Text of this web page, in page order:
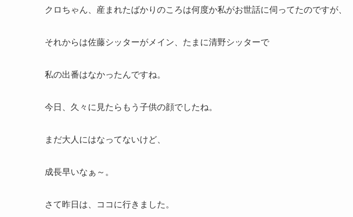
クロちゃん、産まれたばかりのころは何度か私がお世話に伺ってたのですが、
それからは佐藤シッターがメイン、たまに清野シッターで
私の出番はなかったんですね。
今日、久々に見たらもう子供の顔でしたね。
まだ大人にはなってないけど、
成長早いなぁ～。
さて昨日は、ココに行きました。